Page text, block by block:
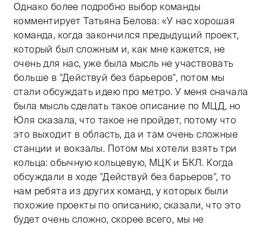
Однако более подробно выбор команды
комментирует Татьяна Белова: «У нас хорошая
команда, когда закончился предыдущий проект,
который был сложным и, как мне кажется, не
очень для нас, уже была мысль не участвовать
больше в "Действуй без барьеров", потом мы
стали обсуждать идею про метро. У меня сначала
была мысль сделать такое описание по МЦД, но
Юля сказала, что такое не пройдет, потому что
это выходит в область, да и там очень сложные
станции и вокзалы. Потом мы хотели взять три
кольца: обычную кольцевую, МЦК и БКЛ. Когда
обсуждали в ходе "Действуй без барьеров", то
нам ребята из других команд, у которых были
похожие проекты по описанию, сказали, что это
будет очень сложно, скорее всего, мы не